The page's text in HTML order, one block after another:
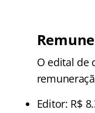
O edital de
Editor: R$